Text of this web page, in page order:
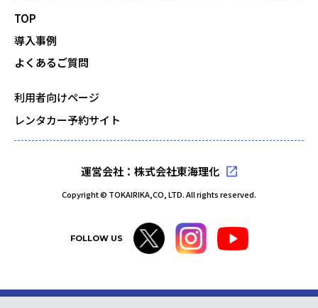
TOP
導入事例
よくあるご質問
利用者向けページ
レンタカー予約サイト
運営会社：株式会社東海理化
Copyright © TOKAIRIKA,CO, LTD. All rights reserved.
FOLLOW US